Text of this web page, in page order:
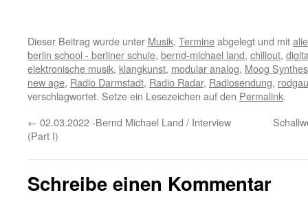
Dieser Beitrag wurde unter Musik, Termineabgelegt und mit
berlin school - berliner schule, bernd-michael land, chillout,
elektronische musik, klangkunst, modular analog, Moog
new age, Radio Darmstadt, Radio Radar, Radiosendung,
verschlagwortet. Setze ein Lesezeichen auf den Permalink.
← 02.03.2022 -Bernd Michael Land / Interview
(Part I)
Schreibe einen Kommentar